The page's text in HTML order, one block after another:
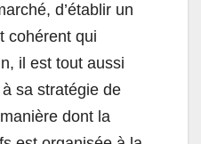
d’établir un
cohérent qui
il est tout aussi
sa stratégie de
dont la